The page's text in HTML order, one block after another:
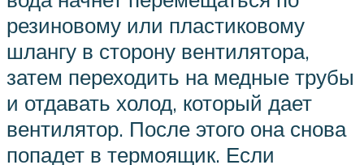
резиновому или пластиковому
шлангу в сторону вентилятора,
затем переходить на медные трубы
и отдавать холод, который дает
вентилятор. После этого она снова
попадет в термоящик. Если